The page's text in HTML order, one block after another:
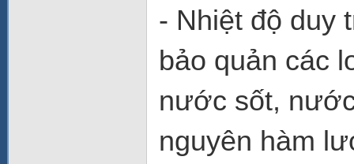
- Nhiệt độ duy
bảo quản các
nước sốt,
nguyên hàm